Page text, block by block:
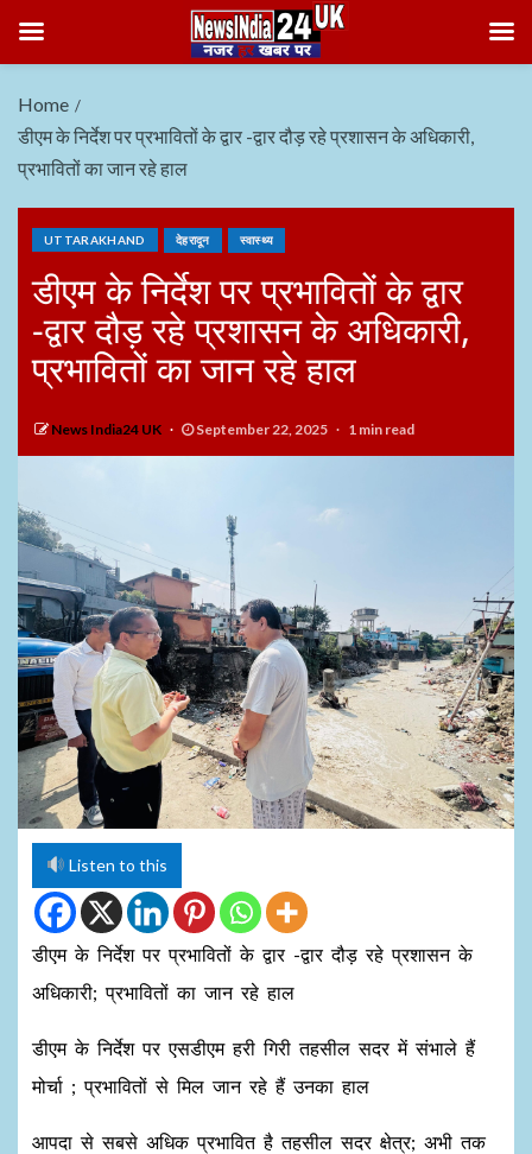
Home
डीएम के निर्देश पर प्रभावितों के द्वार -द्वार दौड़ रहे प्रशासन के अधिकारी,
प्रभावितों का जान रहे हाल
UTTARAKHAND देहरादून स्वास्थ्य
डीएम के निर्देश पर प्रभावितों के द्वार
-द्वार दौड़ रहे प्रशासन के अधिकारी,
प्रभावितों का जान रहे हाल
News India24 UK September 22, 2025 1 min read
Listen to this
डीएम के निर्देश पर प्रभावितों के द्वार -द्वार दौड़ रहे प्रशासन के
अधिकारी; प्रभावितों का जान रहे हाल
डीएम के निर्देश पर एसडीएम हरी गिरी तहसील सदर में संभाले हैं
मोर्चा ; प्रभावितों से मिल जान रहे हैं उनका हाल
आपदा से सबसे अधिक प्रभावित है तहसील सदर क्षेत्र; अभी तक